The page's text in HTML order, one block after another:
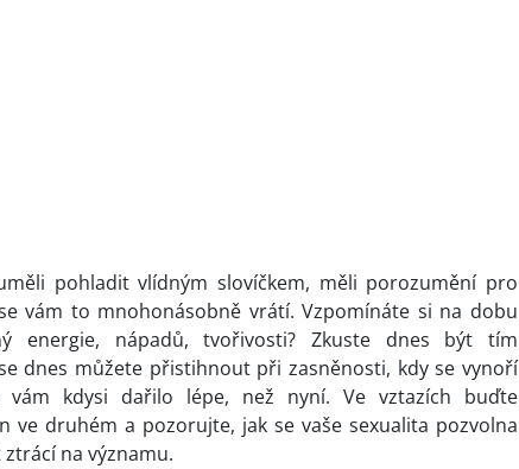
pohladit vlídným slovíčkem, měli porozumění pro
vám to mnohonásobně vrátí. Vzpomínáte si na dobu
energie, nápadů, tvořivosti? Zkuste dnes být tím
dnes můžete přistihnout při zasněnosti, kdy se vynoří
kdysi dařilo lépe, než nyní. Ve vztazích buďte
ve druhém a pozorujte, jak se vaše sexualita pozvolna
na významu.